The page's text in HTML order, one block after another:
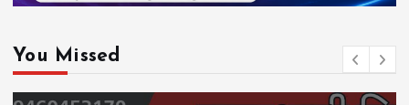
You Missed